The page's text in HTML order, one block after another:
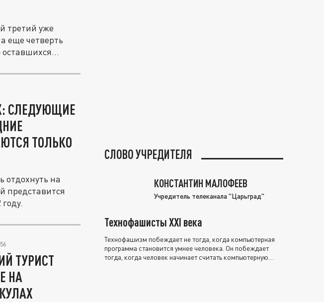
третий уже
еще четверть
СЛЕДУЮЩИЕ
ТОЛЬКО
отдохнуть на
представится
ТУРИСТ
НА
СЛОВО УЧРЕДИТЕЛЯ
КОНСТАНТИН МАЛОФЕЕВ
Учредитель телеканала "Царьград"
Технофашисты XXI века
Технофашизм побеждает не тогда, когда компьютерная
программа становится умнее человека. Он побеждает
тогда, когда человек начинает считать компьютерную